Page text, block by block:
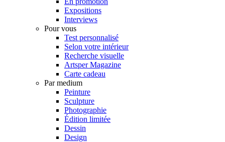
Expositions
Interviews
Pour vous
Test personnalisé
Selon votre intérieur
Recherche visuelle
Artsper Magazine
Carte cadeau
Par medium
Peinture
Sculpture
Photographie
Édition limitée
Dessin
Design